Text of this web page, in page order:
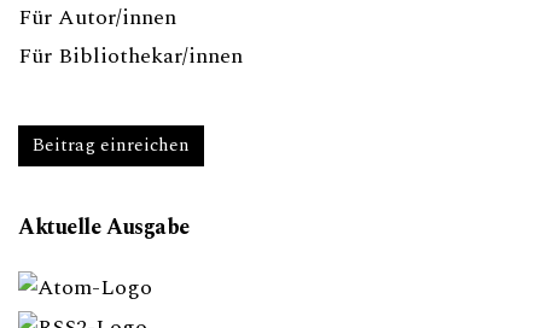
Für Autor/innen
Für Bibliothekar/innen
Beitrag einreichen
Aktuelle Ausgabe